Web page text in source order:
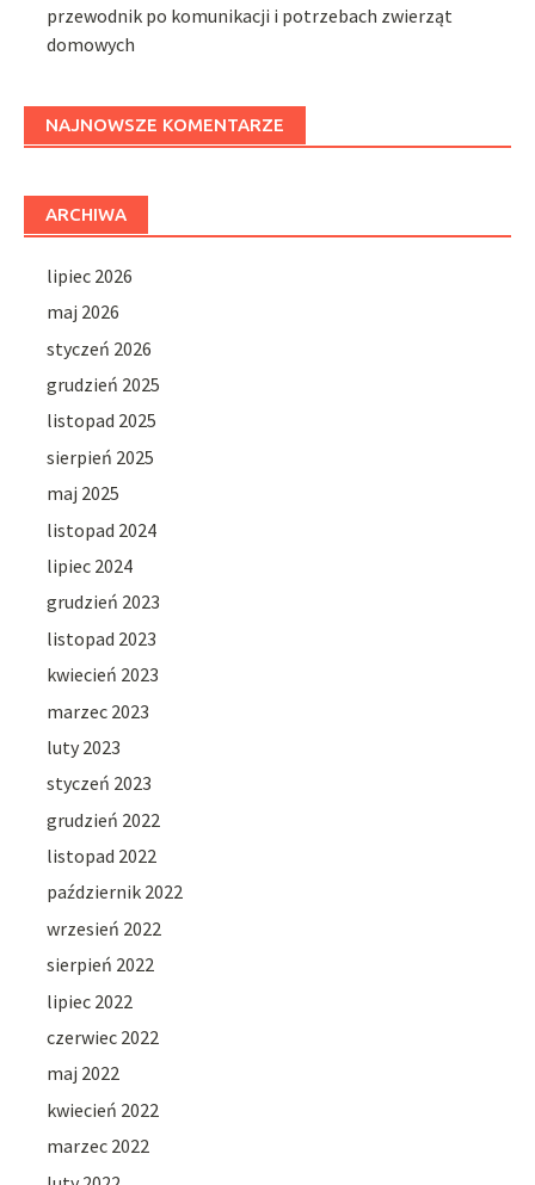
przewodnik po komunikacji i potrzebach zwierząt
domowych
NAJNOWSZE KOMENTARZE
ARCHIWA
lipiec 2026
maj 2026
styczeń 2026
grudzień 2025
listopad 2025
sierpień 2025
maj 2025
listopad 2024
lipiec 2024
grudzień 2023
listopad 2023
kwiecień 2023
marzec 2023
luty 2023
styczeń 2023
grudzień 2022
listopad 2022
październik 2022
wrzesień 2022
sierpień 2022
lipiec 2022
czerwiec 2022
maj 2022
kwiecień 2022
marzec 2022